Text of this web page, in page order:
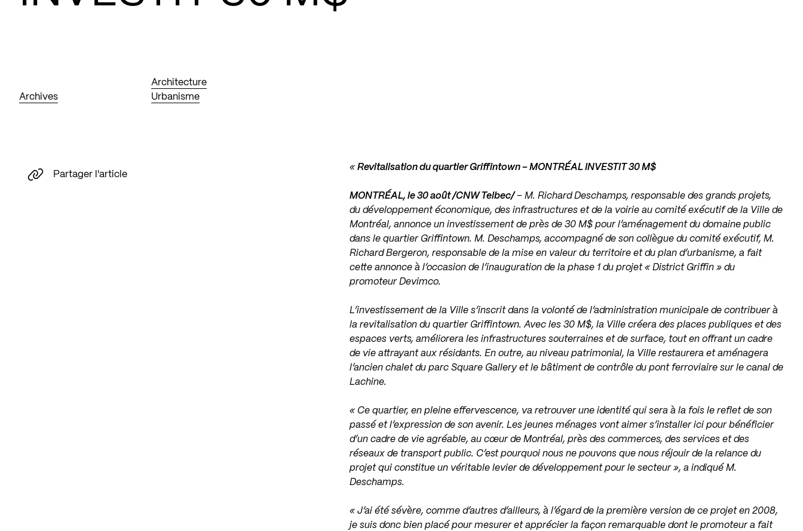
Archives
Architecture
Urbanisme
«Revitalisation du quartier Griffintown – MONTRÉAL INVESTIT 30 M$
MONTRÉAL, le 30 août /CNW Telbec/– M.Richard Deschamps, responsable des grands projets,
du développement économique, des infrastructures et de la voirie au comité exécutif de la Ville de
Montréal, annonce un investissement de près de 30 M$ pour l’aménagement du domaine public
dans le quartier Griffintown. M. Deschamps, accompagné de son collègue du comité exécutif, M.
Richard Bergeron, responsable de la mise en valeur du territoire et du plan d’urbanisme, a fait
cette annonce à l’occasion de l’inauguration de la phase 1 du projet « District Griffin » du
promoteur Devimco.
L’investissement de la Ville s’inscrit dans la volonté de l’administration municipale de contribuer à
la revitalisation du quartier Griffintown. Avec les 30 M$, la Ville créera des places publiques et des
espaces verts, améliorera les infrastructures souterraines et de surface, tout en offrant un cadre
de vie attrayant aux résidants. En outre, au niveau patrimonial, la Ville restaurera et aménagera
l’ancien chalet du parc Square Gallery et le bâtiment de contrôle du pont ferroviaire sur le canal de
Lachine.
« Ce quartier, en pleine effervescence, va retrouver une identité qui sera à la fois le reflet de son
passé et l’expression de son avenir. Les jeunes ménages vont aimer s’installer ici pour bénéficier
d’un cadre de vie agréable, au cœur de Montréal, près des commerces, des services et des
réseaux de transport public. C’est pourquoi nous ne pouvons que nous réjouir de la relance du
projet qui constitue un véritable levier de développement pour le secteur », a indiqué M.
Deschamps.
« J’ai été sévère, comme d’autres d’ailleurs, à l’égard de la première version de ce projet en 2008,
je suis donc bien placé pour mesurer et apprécier la façon remarquable dont le promoteur a fait
Partager l'article